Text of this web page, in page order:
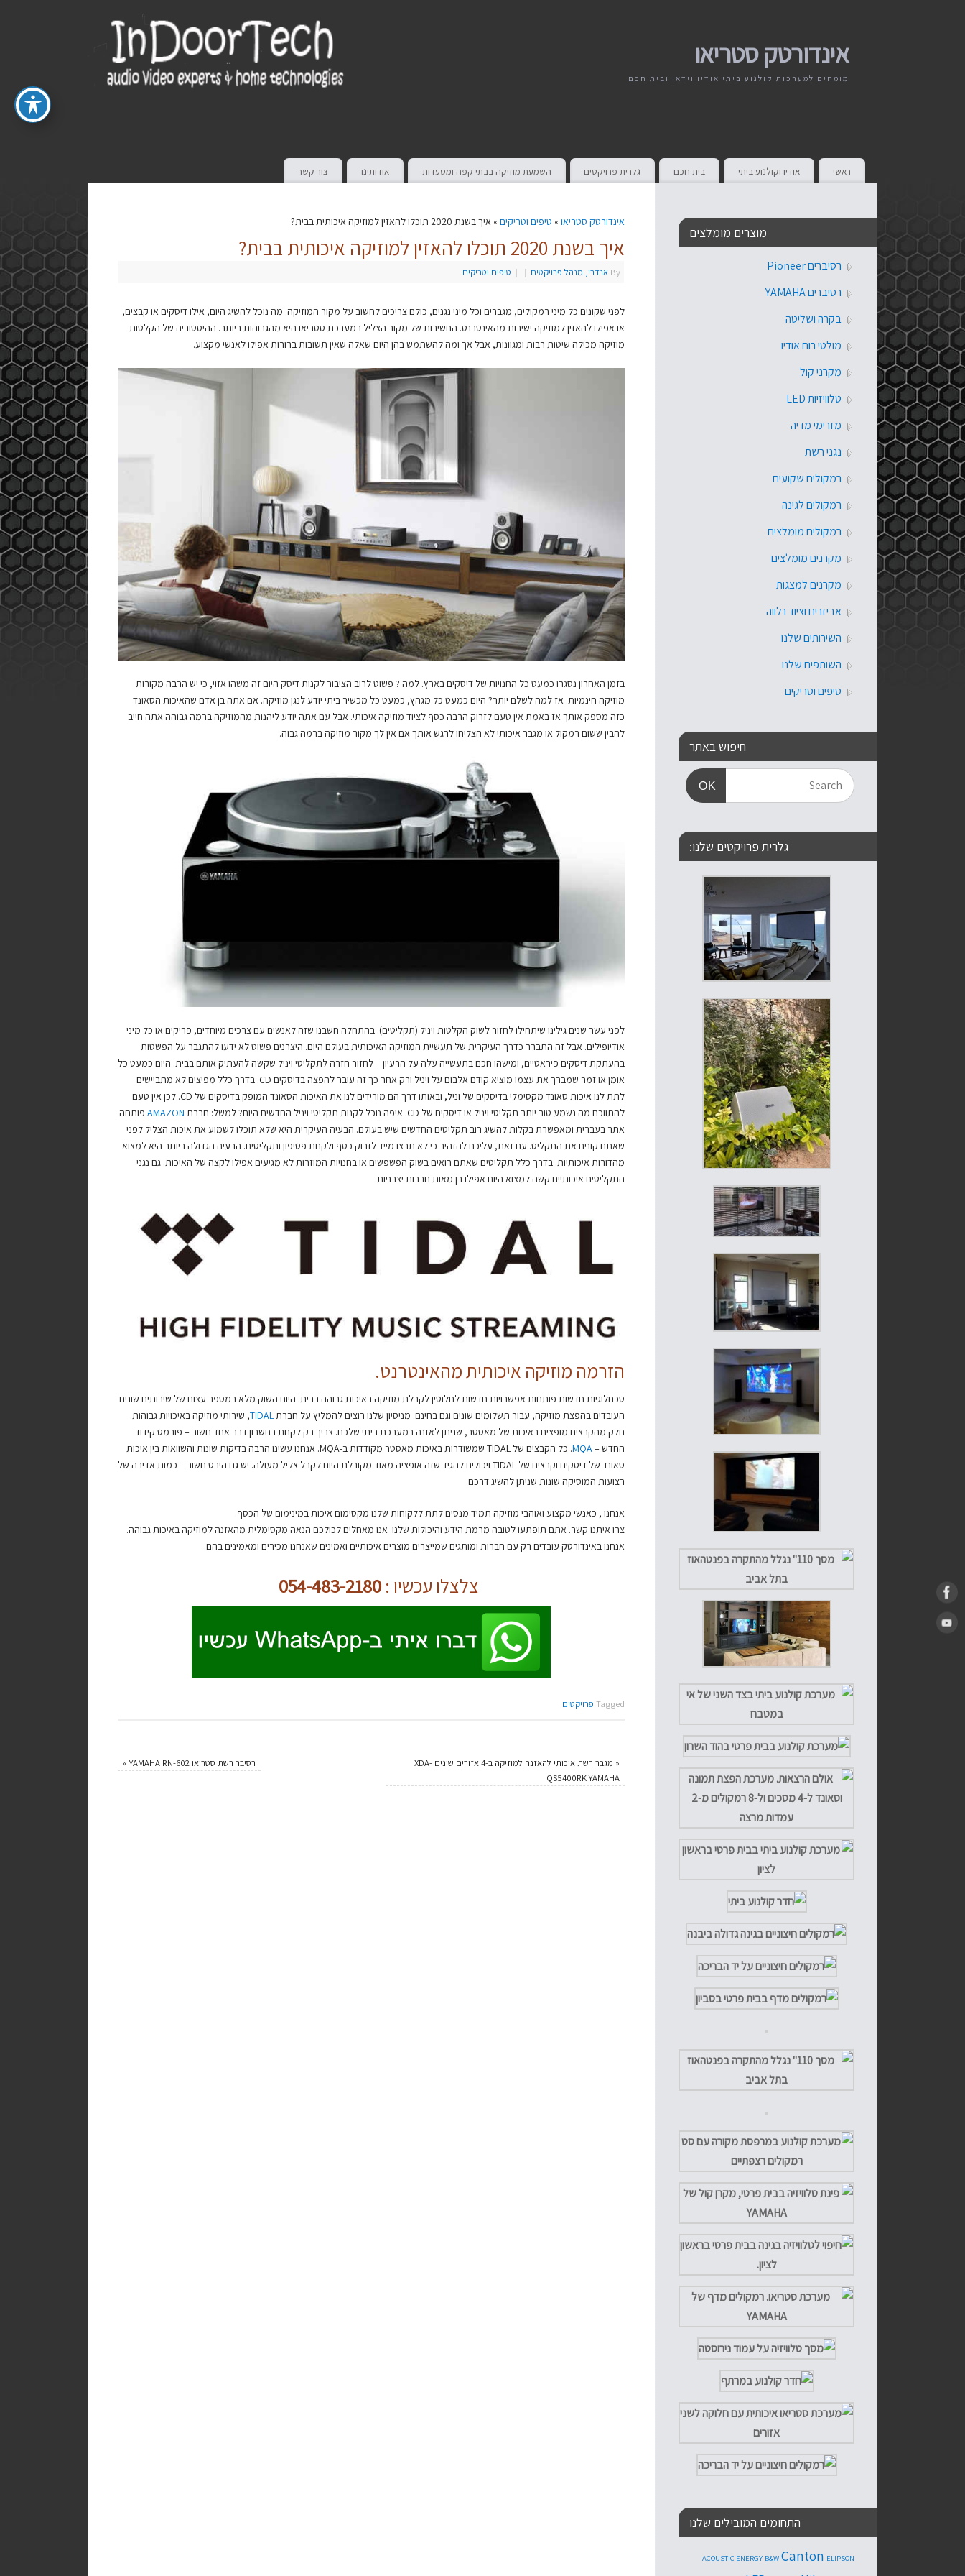
אינדורטק סטריאו
מומחים למערכות קולנוע ביתי אודיו וידאו ובית חכם
ראשי אודיו וקולנוע ביתי בית חכם גלרית פרויקטים השמעת מוזיקה בבתי קפה ומסעדות אודותינו צור קשר
אינדורטק סטריאו» טיפים וטריקים» איך בשנת 2020 תוכלו להאזין למוזיקה איכותית בבית?
איך בשנת 2020 תוכלו להאזין למוזיקה איכותית בבית?
By אנדרי, מנהל פרויקטים |
| טיפים וטריקים
לפני שקונים כל מיני רמקולים, מגברים וכל מיני נגנים, כולם צריכים לחשוב על מקור המוזיקה. מה נוכל להשיג היום, אילו דיסקים או קבצים,
או אפילו להאזין למוזיקה ישירות מהאינטרנט. החשיבות של מקור הצליל במערכת סטריאו היא מהגבוהות ביותר. ההיסטוריה של הקלטות
מוזיקה מכילה שיטות רבות ומגוונות, אבל אך ומה להשתמש בהן היום שאלה שאין תשובות ברורות אפילו לאנשי מקצוע.
בזמן האחרון נסגרו כמעט כל החנויות של דיסקים בארץ. למה ? פשוט לרוב הציבור לקנות דיסק היום זה משהו אזוי, כי יש הרבה מקורות
מוזיקה חינמיות. אז למה לשלם יותר? היום כמעט כל מגהץ, כמעט כל מכשיר ביתי יודע לנגן מוזיקה. אם אתה בן אדם שהאיכות הסאונד
כזה מספק אותך אז באמת אין טעם לזרוק הרבה כסף לציוד מוזיקה איכותי. אבל עם אתה יודע ליהנות מהמוזיקה ברמה גבוהה אתה חייב
להבין ששום רמקול או מגבר איכותי לא הצליחו לרגש אותך אם אין לך מקור מוזיקה ברמה גבוה.
לפני עשר שנים גילינו שיתחילו לחזור לשוק הקלטות ויניל (תקליטים). בהתחלה חשבנו שזה לאנשים עם צרכים מיוחדים, פריקים או כל מיני
אודיופילים. אבל זה התברר כדרך העיקרית של תעשיית המוזיקה האיכותית בעולם היום. היצרנים פשוט לא ידעו להתגבר על הפשטות
בהעתקת דיסקים פיראטיים, ומישהו חכם בתעשייה עלה על הרעיון – לחזור חזרה לתקליטי ויניל שקשה להעתיק אותם בבית. היום כמעט כל
אומן או זמר שמברך את עצמו מוציא קודם אלבום על ויניל ורק אחר כך זה עובר להפצה בדיסקים CD. בדרך כלל מפיצים לא מתביישים
לתת לנו איכות סאונד מקסימלי בדיסקים של וניל, ובאותו דרך הם מורידים לנו את האיכות הסאונד המופק בדיסקים של CD. לכן אין טעם
להתווכח מה נשמע טוב יותר תקליטי ויניל או דיסקים של CD. איפה נוכל לקנות תקליטי ויניל החדשים היום? למשל: חברת
AMAZON פותחה
אתר בעברית ומאפשרת בקלות להשיג רוב תקליטים החדשים שיש בעולם. הבעיה העיקרית היא שלא תוכלו לשמוע את איכות הצליל לפני
שאתם קונים את התקליט. עם זאת, עליכם להזהיר כי לא תרצו מייד לזרוק כסף ולקנות פטיפון ותקליטים. הבעיה הגדולה ביותר היא למצוא
מהדורות איכותיות. בדרך כלל תקליטים שאתם רואים בשוק הפשפשים או בחנויות המוזרות לא מגיעים אפילו לקצה של האיכות. גם נגני
התקליטים איכותיים קשה למצוא היום אפילו בן מאות חברות יצרניות.
הזרמה מוזיקה איכותית מהאינטרנט.
טכנולוגיות חדשות פותחות אפשרויות חדשות לחלוטין לקבלת מוזיקה באיכות גבוהה בבית. היום השוק מלא במספר עצום של שירותים שונים
העובדים בהפצת מוזיקה, עבור תשלומים שונים וגם בחינם. מניסיון שלנו רוצים להמליץ על חברתTIDAL, שירותי מוזיקה באיכויות גבוהות.
חלק מהקבצים מופצים באיכות של מאסטר, שניתן לאזנה במערכת ביתי שלכם. צריך רק לקחת בחשבון דבר אחד חשוב – פורמט קידוד
החדש –MQA
. כל הקבצים של TIDAL שמשודרות באיכות מאסטר מקודדות ב-MQA. אנחנו עשינו הרבה בדיקות שונות והשוואות בין איכות
סאונד של דיסקים וקבצים של TIDAL ויכולים להגיד שזה אופציה מאוד מקובלת היום לקבל צליל מעולה. יש גם היבט חשוב – כמות אדירה של
רצועות המוסיקה שונות שניתן להשיג דרכם.
אנחנו , כאנשי מקצוע ואוהבי מוזיקה תמיד מנסים לתת ללקוחות שלנו מקסימום איכות במינימום של הכסף.
צרו איתנו קשר. אתם תופתעו לטובה מרמת הידע והיכולות שלנו. אנו מאחלים לכולכם הנאה מקסימלית מהאזנה למוזיקה באיכות גבוהה.
אנחנו באינדורטק עובדים רק עם חברות ומותגים שמייצרים מוצרים איכותיים ואמינים שאנחנו מכירים ומאמינים בהם.
צלצלו עכשיו : 054-483-2180
Tagged פרויקטים.
«
מגבר רשת איכותי להאזנה למוזיקה ב-4 אזורים שונים XDA-
QS5400RK YAMAHA
רסיבר רשת סטריאו YAMAHA RN-602 »
מוצרים מומלצים
רסיברים Pioneer
רסיברים YAMAHA
בקרה ושליטה
מולטי רום אודיו
מקרני קול
טלוויזיות LED
מזרימי מדיה
נגני רשת
רמקולים שקועים
רמקולים לגינה
רמקולים מומלצים
מקרנים מומלצים
מקרנים למצגות
אביזרים וציוד נלווה
השירותים שלנו
השותפים שלנו
טיפים וטריקים
חיפוש באתר
OK
גלרית פרויקטים שלנו:
התחומים המובילים שלנו
ACOUSTIC ENERGY B&W Canton ELIPSON